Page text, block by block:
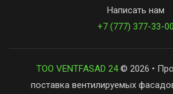
Написать нам
+7 (777) 377-33-00
ТОО VENTFASAD 24© 2026 •
поставка вентилируемых